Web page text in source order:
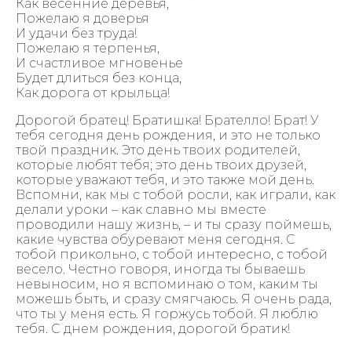
Как весенние деревья,
Пожелаю я доверья
И удачи без труда!
Пожелаю я терпенья,
И счастливое мгновенье
Будет длиться без конца,
Как дорога от крыльца!
Дорогой братец! Братишка! Брателло! Брат! У
тебя сегодня день рождения, и это не только
твой праздник. Это день твоих родителей,
которые любят тебя; это день твоих друзей,
которые уважают тебя, и это также мой день.
Вспомни, как мы с тобой росли, как играли, как
делали уроки – как славно мы вместе
проводили нашу жизнь, – и ты сразу поймешь,
какие чувства обуревают меня сегодня. С
тобой прикольно, с тобой интересно, с тобой
весело. Честно говоря, иногда ты бываешь
невыносим, но я вспоминаю о том, каким ты
можешь быть, и сразу смягчаюсь. Я очень рада,
что ты у меня есть. Я горжусь тобой. Я люблю
тебя. С днем рождения, дорогой братик!